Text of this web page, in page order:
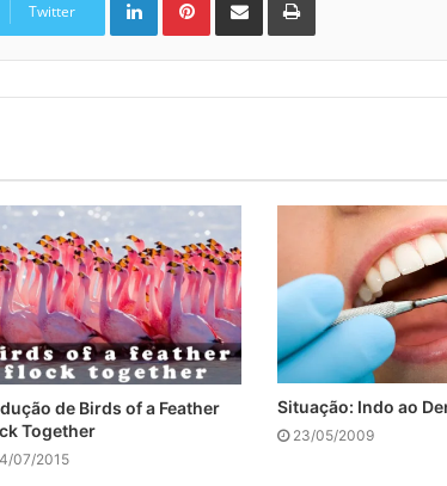
Twitter
de Birds of a Feather
Together
07/2015
Situação: Indo ao
23/05/2009